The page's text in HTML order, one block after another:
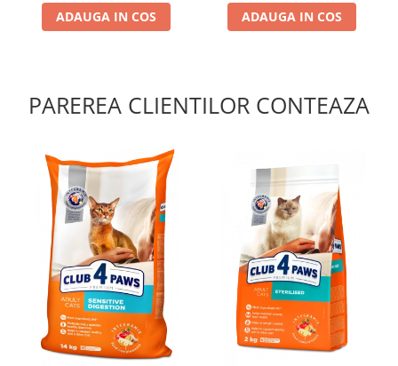
ADAUGA IN COS ADAUGA IN COS
PAREREA CLIENTILOR CONTEAZA